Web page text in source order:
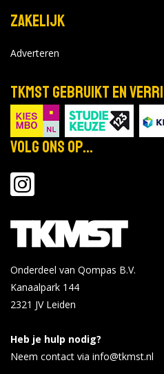
Zakelijk
Adverteren
TKMST gebruikt en
Volg ons op...
Onderdeel van Qompas B.V.
Kanaalpark 144
2321 JV Leiden
Heb je hulp nodig?
Neem contact via info@tkmst.nl